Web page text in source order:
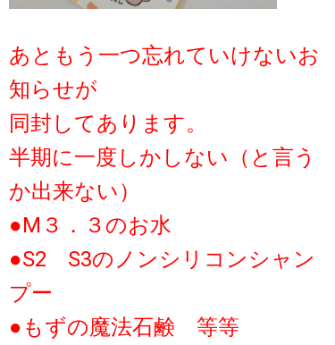
あともう一つ忘れていけないお
知らせが
同封してあります。
半期に一度しかしない（と言う
か出来ない）
●M３．３のお水
●S2 S3のノンシリコンシャン
プー
●もずの魔法石鹸 等等